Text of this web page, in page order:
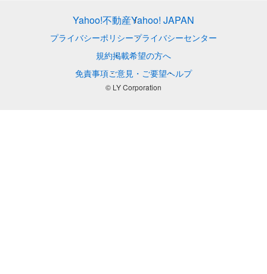
Yahoo!不動産Yahoo! JAPAN
プライバシーポリシープライバシーセンター
規約掲載希望の方へ
免責事項ご意見・ご要望ヘルプ
© LY Corporation